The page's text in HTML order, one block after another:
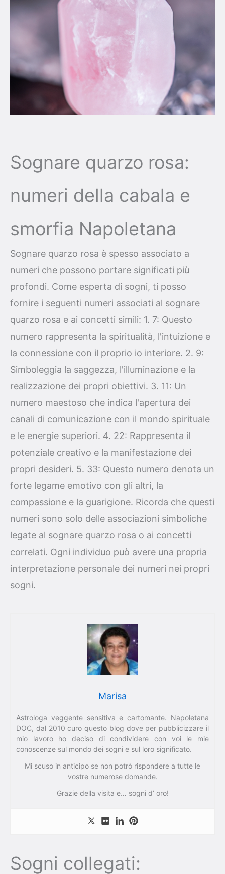
Sognare quarzo rosa:
numeri della cabala e
smorfia Napoletana
Sognare quarzo rosa è spesso associato a
numeri che possono portare significati più
profondi. Come esperta di sogni, ti posso
fornire i seguenti numeri associati al sognare
quarzo rosa e ai concetti simili: 1. 7: Questo
numero rappresenta la spiritualità, l'intuizione e
la connessione con il proprio io interiore. 2. 9:
Simboleggia la saggezza, l'illuminazione e la
realizzazione dei propri obiettivi. 3. 11: Un
numero maestoso che indica l'apertura dei
canali di comunicazione con il mondo spirituale
e le energie superiori. 4. 22: Rappresenta il
potenziale creativo e la manifestazione dei
propri desideri. 5. 33: Questo numero denota un
forte legame emotivo con gli altri, la
compassione e la guarigione. Ricorda che questi
numeri sono solo delle associazioni simboliche
legate al sognare quarzo rosa o ai concetti
correlati. Ogni individuo può avere una propria
interpretazione personale dei numeri nei propri
sogni.
Marisa
Astrologa veggente sensitiva e cartomante. Napoletana
DOC, dal 2010 curo questo blog dove per pubblicizzare il
mio lavoro ho deciso di condividere con voi le mie
conoscenze sul mondo dei sogni e sul loro significato.
Mi scuso in anticipo se non potrò rispondere a tutte le
vostre numerose domande.
Grazie della visita e… sogni d’ oro!
Sogni collegati: